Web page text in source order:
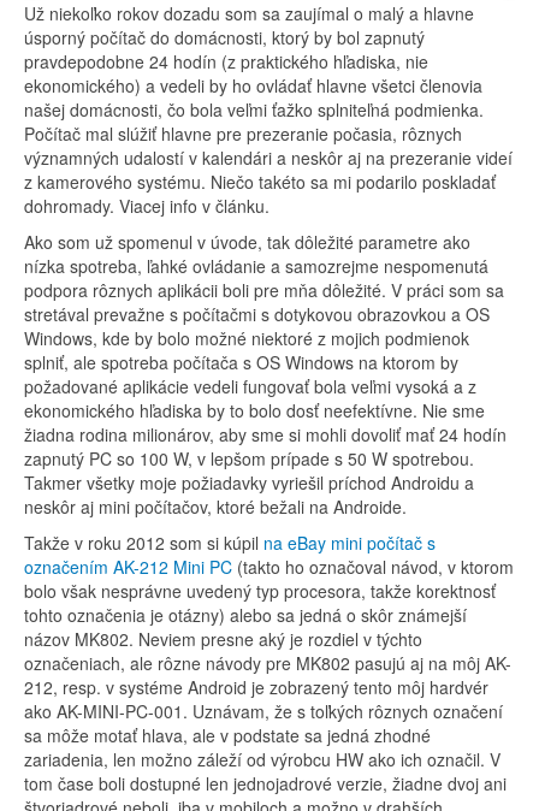
Už niekoľko rokov dozadu som sa zaujímal o malý a hlavne
úsporný počítač do domácnosti, ktorý by bol zapnutý
pravdepodobne 24 hodín (z praktického hľadiska, nie
ekonomického) a vedeli by ho ovládať hlavne všetci členovia
našej domácnosti, čo bola veľmi ťažko splniteľná podmienka.
Počítač mal slúžiť hlavne pre prezeranie počasia, rôznych
významných udalostí v kalendári a neskôr aj na prezeranie videí
z kamerového systému. Niečo takéto sa mi podarilo poskladať
dohromady. Viacej info v článku.
Ako som už spomenul v úvode, tak dôležité parametre ako
nízka spotreba, ľahké ovládanie a samozrejme nespomenutá
podpora rôznych aplikácii boli pre mňa dôležité. V práci som sa
stretával prevažne s počítačmi s dotykovou obrazovkou a OS
Windows, kde by bolo možné niektoré z mojich podmienok
splniť, ale spotreba počítača s OS Windows na ktorom by
požadované aplikácie vedeli fungovať bola veľmi vysoká a z
ekonomického hľadiska by to bolo dosť neefektívne. Nie sme
žiadna rodina milionárov, aby sme si mohli dovoliť mať 24 hodín
zapnutý PC so 100 W, v lepšom prípade s 50 W spotrebou.
Takmer všetky moje požiadavky vyriešil príchod Androidu a
neskôr aj mini počítačov, ktoré bežali na Androide.
Takže v roku 2012 som si kúpil na eBay mini počítač s
označením AK-212 Mini PC (takto ho označoval návod, v ktorom
bolo však nesprávne uvedený typ procesora, takže korektnosť
tohto označenia je otázny) alebo sa jedná o skôr známejší
názov MK802. Neviem presne aký je rozdiel v týchto
označeniach, ale rôzne návody pre MK802 pasujú aj na môj AK-
212, resp. v systéme Android je zobrazený tento môj hardvér
ako AK-MINI-PC-001. Uznávam, že s toľkých rôznych označení
sa môže motať hlava, ale v podstate sa jedná zhodné
zariadenia, len možno záleží od výrobcu HW ako ich označil. V
tom čase boli dostupné len jednojadrové verzie, žiadne dvoj ani